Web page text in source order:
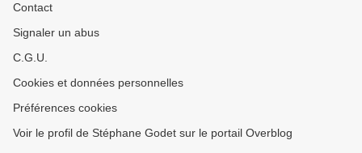
Contact
Signaler un abus
C.G.U.
Cookies et données personnelles
Préférences cookies
Voir le profil de Stéphane Godet sur le portail Overblog